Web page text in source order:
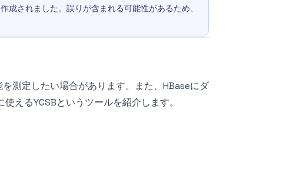
成されました。誤りが含まれる可能性があるため、
測定したい場合があります。また、HBaseにダ
えるYCSBというツールを紹介します。